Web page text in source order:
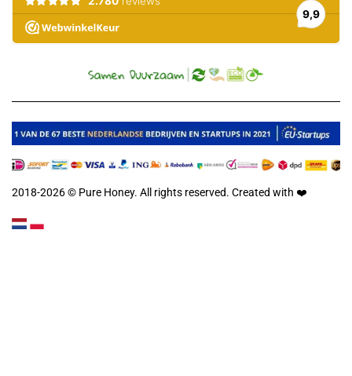
2018-2026 © Pure Honey. All rights reserved. Created with ❤️